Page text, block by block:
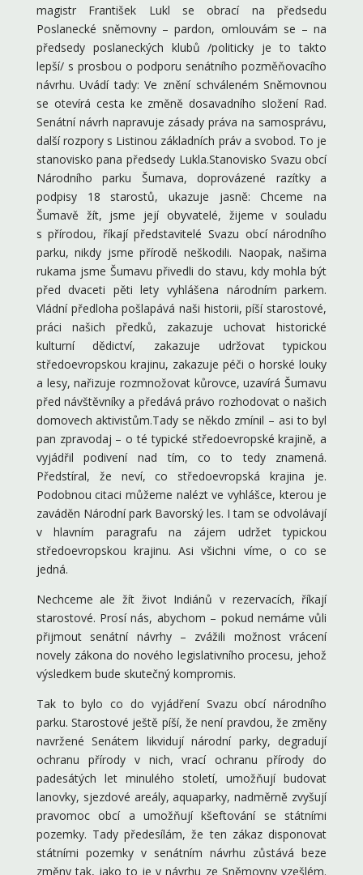
magistr František Lukl se obrací na předsedu
Poslanecké sněmovny – pardon, omlouvám se – na
předsedy poslaneckých klubů /politicky je to takto
lepší/ s prosbou o podporu senátního pozměňovacího
návrhu. Uvádí tady: Ve znění schváleném Sněmovnou
se otevírá cesta ke změně dosavadního složení Rad.
Senátní návrh napravuje zásady práva na samosprávu,
další rozpory s Listinou základních práv a svobod. To je
stanovisko pana předsedy Lukla.Stanovisko Svazu obcí
Národního parku Šumava, doprovázené razítky a
podpisy 18 starostů, ukazuje jasně: Chceme na
Šumavě žít, jsme její obyvatelé, žijeme v souladu
s přírodou, říkají představitelé Svazu obcí národního
parku, nikdy jsme přírodě neškodili. Naopak, našima
rukama jsme Šumavu přivedli do stavu, kdy mohla být
před dvaceti pěti lety vyhlášena národním parkem.
Vládní předloha pošlapává naši historii, píší starostové,
práci našich předků, zakazuje uchovat historické
kulturní dědictví, zakazuje udržovat typickou
středoevropskou krajinu, zakazuje péči o horské louky
a lesy, nařizuje rozmnožovat kůrovce, uzavírá Šumavu
před návštěvníky a předává právo rozhodovat o našich
domovech aktivistům.Tady se někdo zmínil – asi to byl
pan zpravodaj – o té typické středoevropské krajině, a
vyjádřil podivení nad tím, co to tedy znamená.
Předstíral, že neví, co středoevropská krajina je.
Podobnou citaci můžeme nalézt ve vyhlášce, kterou je
zaváděn Národní park Bavorský les. I tam se odvolávají
v hlavním paragrafu na zájem udržet typickou
středoevropskou krajinu. Asi všichni víme, o co se
jedná.
Nechceme ale žít život Indiánů v rezervacích, říkají
starostové. Prosí nás, abychom – pokud nemáme vůli
přijmout senátní návrhy – zvážili možnost vrácení
novely zákona do nového legislativního procesu, jehož
výsledkem bude skutečný kompromis.
Tak to bylo co do vyjádření Svazu obcí národního
parku. Starostové ještě píší, že není pravdou, že změny
navržené Senátem likvidují národní parky, degradují
ochranu přírody v nich, vrací ochranu přírody do
padesátých let minulého století, umožňují budovat
lanovky, sjezdové areály, aquaparky, nadměrně zvyšují
pravomoc obcí a umožňují kšeftování se státními
pozemky. Tady předesílám, že ten zákaz disponovat
státními pozemky v senátním návrhu zůstává beze
změny tak, jako to je v návrhu ze Sněmovny vzešlém.